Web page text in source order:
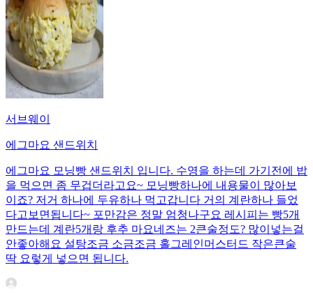
서브웨이
에그마요 샌드위치
에그마요 모닝빵 샌드위치 입니다. 수영을 하는데 가기전에 밥
을 먹으면 좀 무겁더라고요~ 모닝빵하나에 내용물이 많아보
이죠? 저거 하나에 두유하나 먹고갑니다 거의 계란하나 들었
다고보면됩니다~ 포만감은 정말 엄청나구요 레시피는 빵5개
만드는데 계란5개랑 후추 마요네즈는 2큰술정도? 많이넣는걸
안좋아해요 설탕조금 소금조금 홀그레인머스터드 작은큰술
딱 요렇게 넣으면 됩니다.